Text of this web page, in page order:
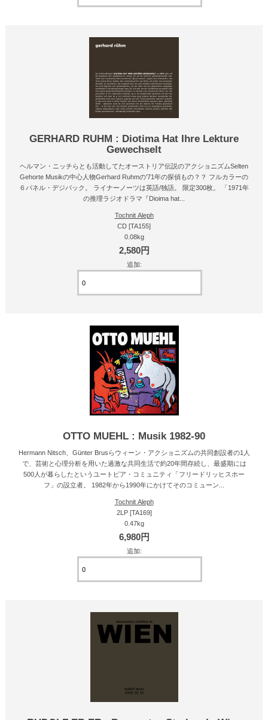
GERHARD RUHM : Diotima Hat Ihre Lekture
Gewechselt
ヘルマン・ニッチらとも活動してたオーストリア伝説のアクショニズムSelten
Gehorte Musikの中心人物Gerhard Ruhmの'71年の探偵もの？？ フルカラーの
６パネル・デジパック。 ライナーノーツは英語/独語。 限定300枚。 「1971年
の推理ラジオドラマ『Dioima hat...
Tochnit Aleph
CD [TA155]
0.08kg
2,580円
追加:
OTTO MUEHL : Musik 1982-90
Hermann Nitsch、Günter Brusらウィーン・アクショニズムの共同創設者の1人
で、芸術と心理分析を用いた過激な共同生活で約20年間存続し、最盛期には
500人が暮らしたというユートピア・コミュニティ「フリードリッヒスホー
フ」の設立者。 1982年から1990年にかけてそのコミューン...
Tochnit Aleph
2LP [TA169]
0.47kg
6,980円
追加: